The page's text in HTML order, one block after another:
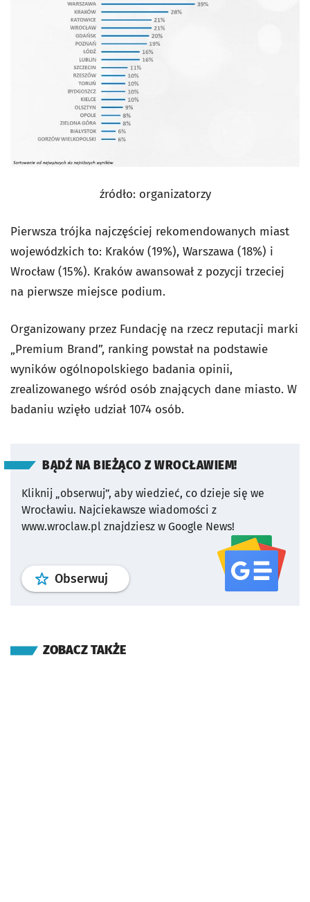
źródło: organizatorzy
Pierwsza trójka najczęściej rekomendowanych miast
wojewódzkich to: Kraków (19%), Warszawa (18%) i
Wrocław (15%). Kraków awansował z pozycji trzeciej
na pierwsze miejsce podium.
Organizowany przez Fundację na rzecz reputacji marki
„Premium Brand”, ranking powstał na podstawie
wyników ogólnopolskiego badania opinii,
zrealizowanego wśród osób znających dane miasto. W
badaniu wzięło udział 1074 osób.
BĄDŹ NA BIEŻĄCO Z WROCŁAWIEM!
Kliknij „obserwuj”, aby wiedzieć, co dzieje się we
Wrocławiu. Najciekawsze wiadomości z
www.wroclaw.pl znajdziesz w Google News!
Obserwuj profil serwisu
ZOBACZ TAKŻE